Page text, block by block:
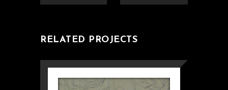
RELATED PROJECTS